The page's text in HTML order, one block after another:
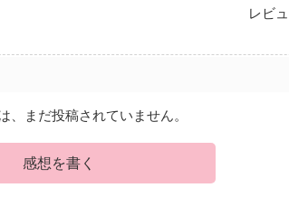
レビ
、まだ投稿されていません。
感想を書く